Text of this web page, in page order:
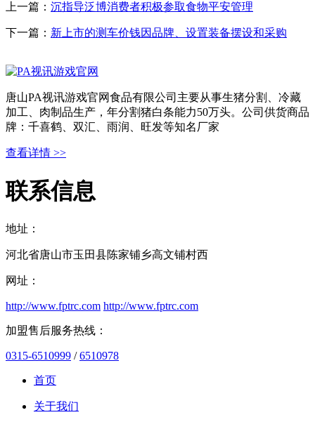
上一篇： 沉指导泛博消费者积极参取食物平安管理
下一篇： 新上市的测车价钱因品牌、设置装备摆设和采购
唐山PA视讯游戏官网食品有限公司主要从事生猪分割、冷藏
加工、肉制品生产，年分割猪白条能力50万头。公司供货商品
牌：千喜鹤、双汇、雨润、旺发等知名厂家
查看详情 >>
联系信息
地址：
河北省唐山市玉田县陈家铺乡高文铺村西
网址：
http://www.fptrc.com http://www.fptrc.com
加盟售后服务热线：
0315-6510999 /6510978
首页
关于我们